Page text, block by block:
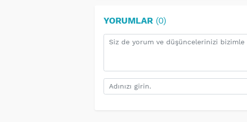
YORUMLAR(0)